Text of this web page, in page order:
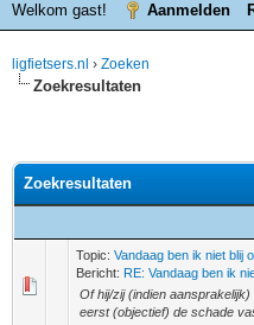
Welkom gast! Aanmelden
ligfietsers.nl › Zoeken
Zoekresultaten
Zoekresultaten
Topic: Vandaag ben ik niet blij
Bericht: RE: Vandaag ben ik
Of hij/zij (indien
eerst (objectief) de schade